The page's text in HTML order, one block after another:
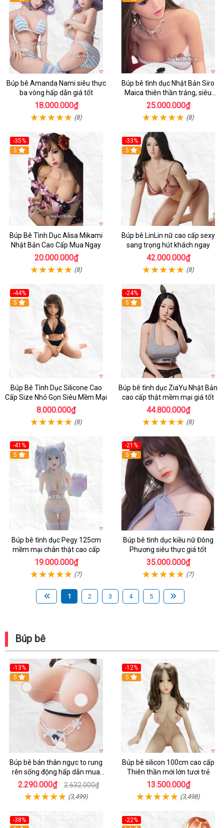
Búp bê Amanda Nami siêu thực
ba vòng hấp dẫn giá tốt
18.000.000₫
(8)
Búp bê tình dục Nhật Bản Siro
Maica thiên thần trắng, siêu
thực, thoải mái
25.000.000₫
(8)
-35%
Hot
5
Búp Bê Tình Dục Alisa Mikami
Nhật Bản Cao Cấp Mua Ngay
20.000.000₫
(8)
-33%
Hot
5
Búp bê LinLin nữ cao cấp sexy
sang trọng hút khách ngay
42.000.000₫
(8)
-44%
Hot
5
Búp Bê Tình Dục Silicone Cao
Cấp Size Nhỏ Gọn Siêu Mềm Mại
8.000.000₫
(8)
-24%
Hot
5
Búp bê tình dục ZiaYu Nhật Bản
cao cấp thật mềm mại giá tốt
44.800.000₫
(8)
-41%
Hot
5
Búp bê tình dục Pegy 125cm
mềm mại chân thật cao cấp
19.000.000₫
(7)
-21%
Hot
5
Búp bê tình dục kiều nữ Đông
Phương siêu thực giá tốt
35.000.000₫
(7)
1 2 3 4 5
Búp bê
-13%
Hot
5
Búp bê bán thân ngực to rung
rên sống động hấp dẫn mua
ngay
2.290.000₫ 2.632.000₫
(3,499)
-12%
5
Búp bê silicon 100cm cao cấp
Thiên thần mới lớn tươi trẻ
13.500.000₫
(3,498)
-38%
-22%